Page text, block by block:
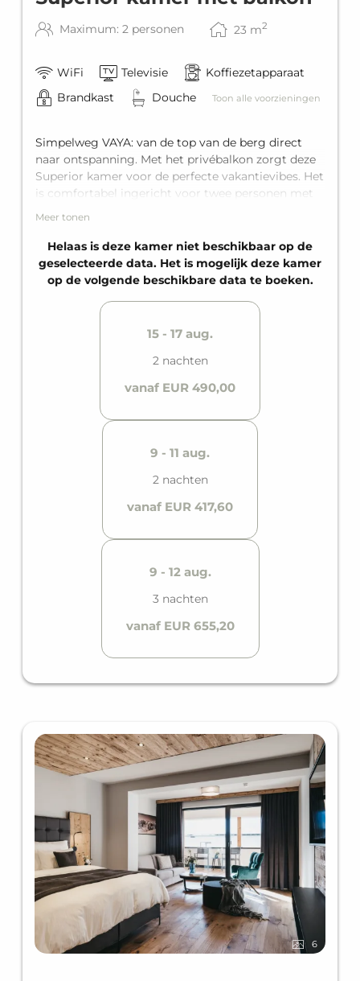
Maximum: 2 personen 23 m2
WiFi Televisie
Koffiezetapparaat
Brandkast
Douche Toon alle voorzieningen
Simpelweg VAYA: van de top van de berg direct
naar ontspanning. Met het privébalkon zorgt deze
Superior kamer voor de perfecte vakantievibes. Het
is comfortabel ingericht voor twee personen met
een king-size tweepersoonsbed en een eigen
Meer tonen
Helaas is deze kamer niet beschikbaar op de
geselecteerde data. Het is mogelijk deze kamer
op de volgende beschikbare data te boeken.
15 - 17 aug.
2 nachten
vanaf EUR 490,00
9 - 11 aug.
2 nachten
vanaf EUR 417,60
9 - 12 aug.
3 nachten
vanaf EUR 655,20
6